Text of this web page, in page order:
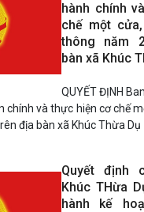
hành chính
chế một
thông năm
bàn xã Khúc
QUYẾT ĐỊNH
chính và thực hiện cơ chế
địa bàn xã Khúc Thừa Dụ
Quyết định
Khúc THừa
hành kế